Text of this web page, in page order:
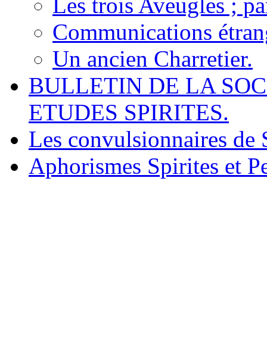
Communications
Un ancien Charretier.
BULLETIN DE LA
ETUDES SPIRITES.
Les convulsionnaires de
Aphorismes Spirites et